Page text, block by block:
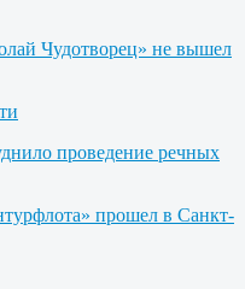
Чудотворец» не вышел
проведение речных
прошел в Санкт-